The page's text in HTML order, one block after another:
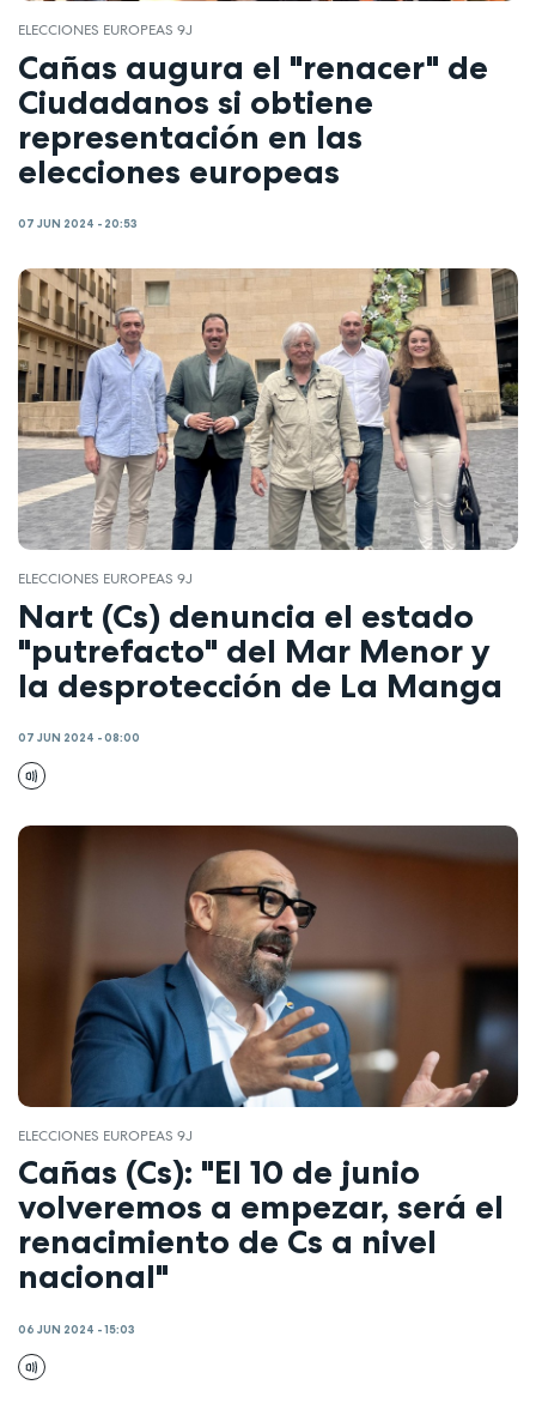
ELECCIONES EUROPEAS 9J
Cañas augura el "renacer" de
Ciudadanos si obtiene
representación en las
elecciones europeas
07 JUN 2024 - 20:53
ELECCIONES EUROPEAS 9J
Nart (Cs) denuncia el estado
"putrefacto" del Mar Menor y
la desprotección de La Manga
07 JUN 2024 - 08:00
ELECCIONES EUROPEAS 9J
Cañas (Cs): "El 10 de junio
volveremos a empezar, será el
renacimiento de Cs a nivel
nacional"
06 JUN 2024 - 15:03